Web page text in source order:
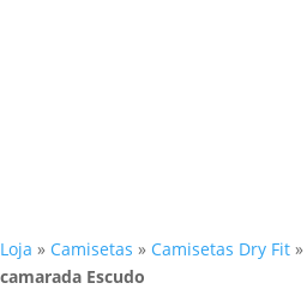
Loja » Camisetas » Camisetas Dry Fit »
camarada Escudo